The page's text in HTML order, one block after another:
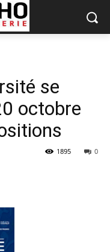
se
octobre
0
1895